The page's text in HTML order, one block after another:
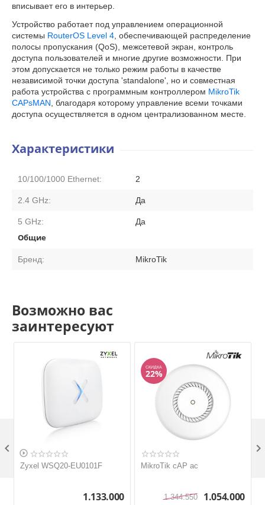
вписывает его в интерьер.
Устройство работает под управлением операционной
системы RouterOS Level 4 , обеспечивающей распределение
полосы пропускания (QoS), межсетевой экран, контроль
доступа пользователей и многие другие возможности. При
этом допускается не только режим работы в качестве
независимой точки доступа 'standalone', но и совместная
работа устройства с программным контроллером MikroTik
CAPsMAN , благодаря которому управление всеми точками
доступа осуществляется в одном централизованном месте.
Характеристики
10/100/1000 Ethernet: 2
2.4 GHz: Да
5 GHz: Да
Общие
Бренд: MikroTik
Возможно вас
заинтересуют

Zyxel WSQ20-EU0101F
1.133.000
СКИДКА
22%
MikroTik cAP ac
1.344.550 1.054.000
 